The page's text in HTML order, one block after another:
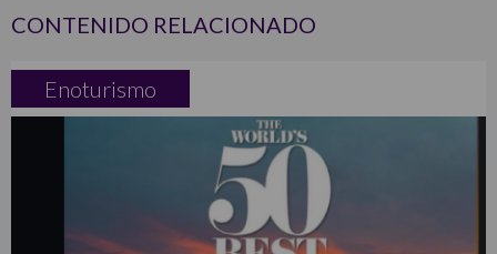
CONTENIDO RELACIONADO
Enoturismo